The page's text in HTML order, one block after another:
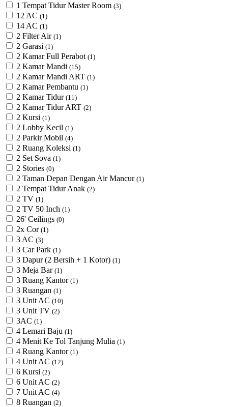
1 Tempat Tidur Master Room (3)
12 AC (1)
14 AC (1)
2 Filter Air (1)
2 Garasi (1)
2 Kamar Full Perabot (1)
2 Kamar Mandi (15)
2 Kamar Mandi ART (1)
2 Kamar Pembantu (1)
2 Kamar Tidur (11)
2 Kamar Tidur ART (2)
2 Kursi (1)
2 Lobby Kecil (1)
2 Parkir Mobil (4)
2 Ruang Koleksi (1)
2 Set Sova (1)
2 Stories (0)
2 Taman Depan Dengan Air Mancur (1)
2 Tempat Tidur Anak (2)
2 TV (1)
2 TV 50 Inch (1)
26' Ceilings (0)
2x Cor (1)
3 AC (3)
3 Car Park (1)
3 Dapur (2 Bersih + 1 Kotor) (1)
3 Meja Bar (1)
3 Ruang Kantor (1)
3 Ruangan (1)
3 Unit AC (10)
3 Unit TV (2)
3AC (1)
4 Lemari Baju (1)
4 Menit Ke Tol Tanjung Mulia (1)
4 Ruang Kantor (1)
4 Unit AC (12)
6 Kursi (2)
6 Unit AC (2)
7 Unit AC (4)
8 Ruangan (2)